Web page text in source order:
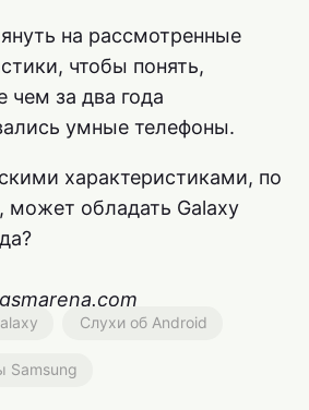
на рассмотренные
чтобы понять,
чем за два года
умные телефоны.
характеристиками, по
обладать Galaxy
Слухи об Android
Samsung